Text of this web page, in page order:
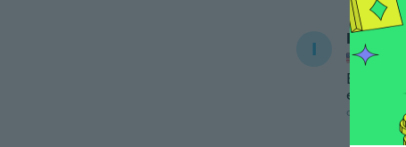
I Ingrid
Lid
Esta
en muy
ongeveer 6